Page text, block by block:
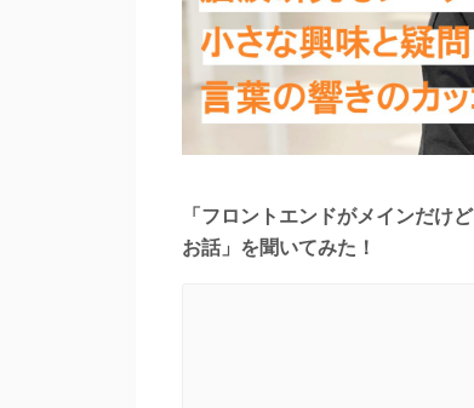
「フロントエンドがメインだけ
お話」を聞いてみた！